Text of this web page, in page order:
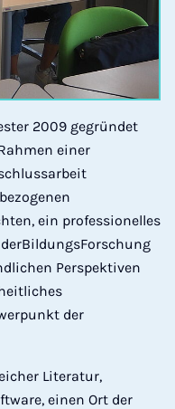
2009 gegründet
einer
ein professionelles
Perspektiven
der
Literatur,
einen Ort der